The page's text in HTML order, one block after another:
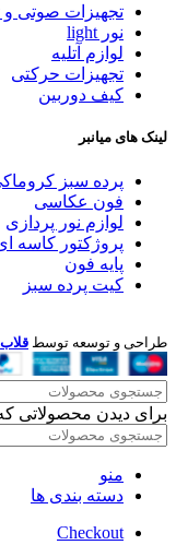
تجهیزات صوتی
نور light
لوازم آتلیه
تجهیزات حرکتی
کیف دوربین
لینک های میانبر
پرده سبز
فون عکاسی
لوازم نور پردازی
پروژکتور کاسه
پایه فون
کیت پرده سبز
طراحی و توسعه توسط قلاب
برای دیدن محصولاتی
منو
دسته بندی ها
Checkout